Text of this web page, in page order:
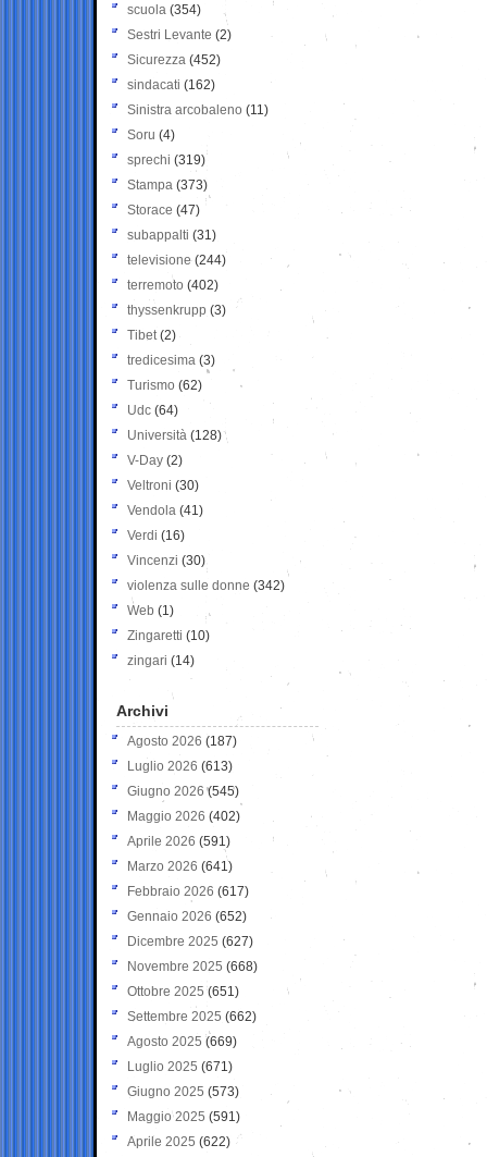
scuola (354)
Sestri Levante (2)
Sicurezza (452)
sindacati (162)
Sinistra arcobaleno (11)
Soru (4)
sprechi (319)
Stampa (373)
Storace (47)
subappalti (31)
televisione(244)
terremoto (402)
thyssenkrupp (3)
Tibet(2)
tredicesima (3)
Turismo (62)
Udc (64)
Università (128)
V-Day (2)
Veltroni (30)
Vendola (41)
Verdi (16)
Vincenzi (30)
violenza sulle donne (342)
Web (1)
Zingaretti (10)
zingari (14)
Archivi
Agosto 2026 (187)
Luglio 2026 (613)
Giugno 2026 (545)
Maggio 2026 (402)
Aprile 2026 (591)
Marzo 2026 (641)
Febbraio 2026 (617)
Gennaio 2026 (652)
Dicembre 2025 (627)
Novembre 2025 (668)
Ottobre 2025 (651)
Settembre 2025 (662)
Agosto 2025 (669)
Luglio 2025 (671)
Giugno 2025 (573)
Maggio 2025 (591)
Aprile 2025 (622)